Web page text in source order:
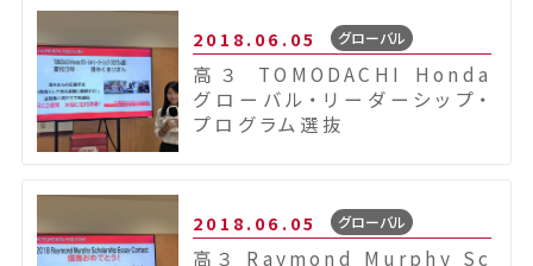
2018.06.05 グローバル
高３ TOMODACHI Honda
グローバル・リーダーシップ・
プログラム選抜
2018.06.05 グローバル
高３ Raymond Murphy Sc